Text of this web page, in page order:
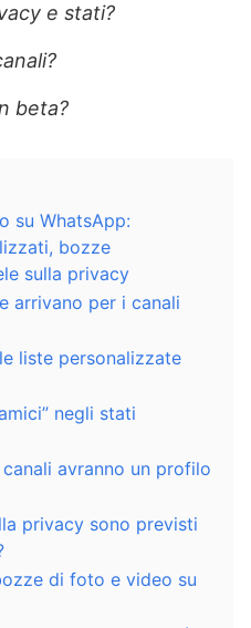
e stati?
beta?
su WhatsApp:
bozze
sulla privacy
arrivano per i canali
liste personalizzate
negli stati
avranno un profilo
privacy sono previsti
di foto e video su